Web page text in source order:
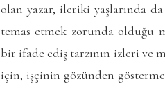
olan yazar, ileriki yaşlarında
temas etmek zorunda olduğu
bir ifade ediş tarzının izleri ve
için, işçinin gözünden